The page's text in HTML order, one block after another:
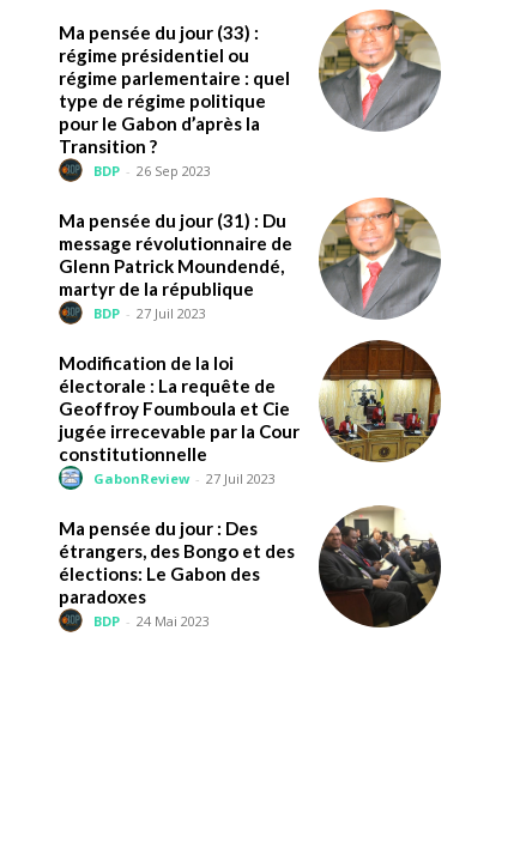
Ma pensée du jour (33) :
régime présidentiel ou
régime parlementaire : quel
type de régime politique
pour le Gabon d’après la
Transition ?
BDP - 26 Sep 2023
Ma pensée du jour (31) : Du
message révolutionnaire de
Glenn Patrick Moundendé,
martyr de la république
BDP - 27 Juil 2023
Modification de la loi
électorale : La requête de
Geoffroy Foumboula et Cie
jugée irrecevable par la Cour
constitutionnelle
GabonReview - 27 Juil 2023
Ma pensée du jour : Des
étrangers, des Bongo et des
élections: Le Gabon des
paradoxes
BDP - 24 Mai 2023